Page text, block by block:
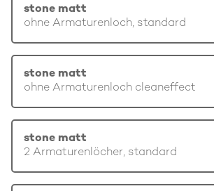
stone matt
ohne Armaturenloch, standard
stone matt
ohne Armaturenloch cleaneffect
stone matt
2 Armaturenlöcher, standard